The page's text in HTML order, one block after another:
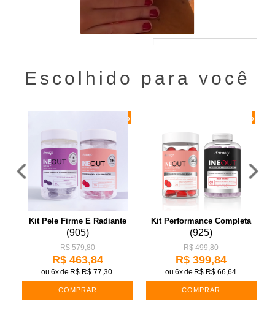
Escolhido para você
-20%
Kit Pele Firme E Radiante
(905)
R$ 579,80
R$ 463,84
ou 6xde R$ R$ 77,30
COMPRAR
-20%
Kit Performance Completa
(925)
R$ 499,80
R$ 399,84
ou 6xde R$ R$ 66,64
COMPRAR